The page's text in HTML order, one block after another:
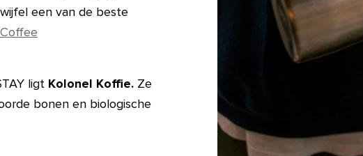
een van de beste
ligt Kolonel Koffie. Ze
bonen en biologische